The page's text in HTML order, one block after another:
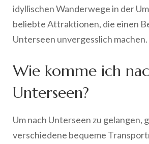
idyllischen Wanderwege in der
beliebte Attraktionen, die einen
Unterseen unvergesslich machen.
Wie komme ich
Unterseen?
Um nach Unterseen zu gelangen,
verschiedene bequeme